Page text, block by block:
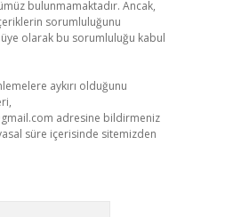
bulunmamaktadır. Ancak,
sorumluluğunu
olarak bu sorumluluğu kabul
aykırı olduğunu
adresine bildirmeniz
süre içerisinde sitemizden